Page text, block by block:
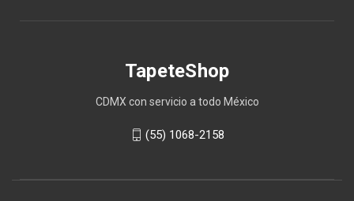
TapeteShop
CDMX con servicio a todo México
(55) 1068-2158